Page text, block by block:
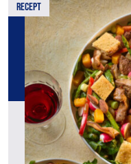
recept